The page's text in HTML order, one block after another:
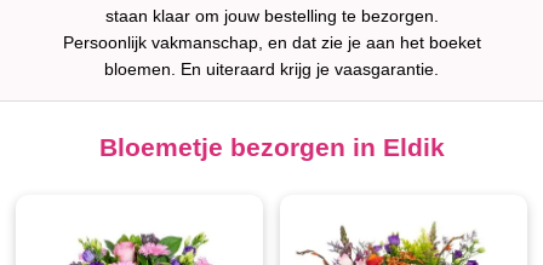
staan klaar om jouw bestelling te bezorgen.
Persoonlijk vakmanschap, en dat zie je aan het boeket
bloemen. En uiteraard krijg je vaasgarantie.
Bloemetje bezorgen in Eldik